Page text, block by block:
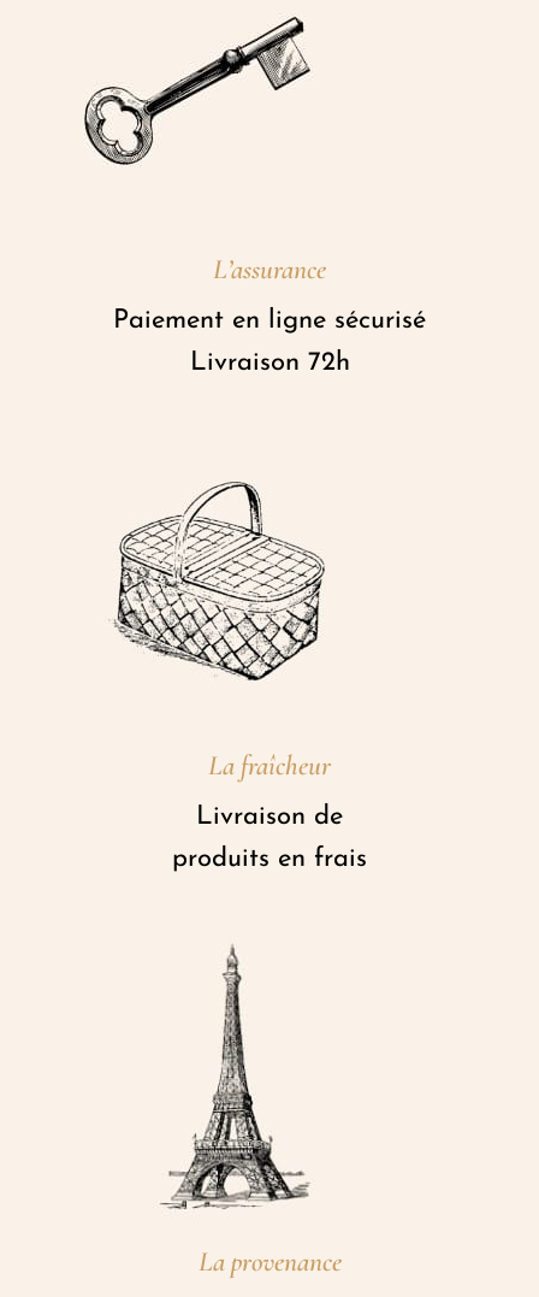
L’assurance
Paiement en ligne sécurisé
Livraison 72h
La fraîcheur
Livraison de
produits en frais
La provenance